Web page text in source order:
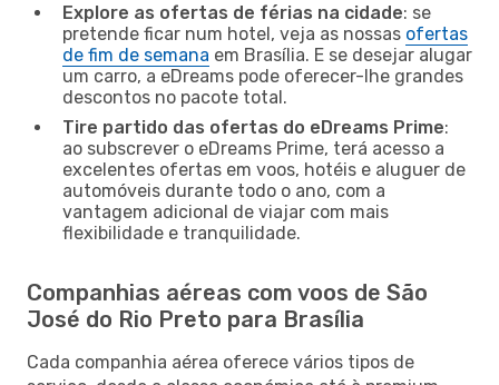
Explore as ofertas de férias na cidade: se
pretende ficar num hotel, veja as nossas ofertas
de fim de semana em Brasília. E se desejar alugar
um carro, a eDreams pode oferecer-lhe grandes
descontos no pacote total.
Tire partido das ofertas do eDreams Prime:
ao subscrever o eDreams Prime, terá acesso a
excelentes ofertas em voos, hotéis e aluguer de
automóveis durante todo o ano, com a
vantagem adicional de viajar com mais
flexibilidade e tranquilidade.
Companhias aéreas com voos de São
José do Rio Preto para Brasília
Cada companhia aérea oferece vários tipos de